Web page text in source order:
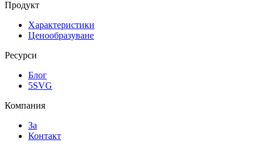
Продукт
Характеристики
Ценообразуване
Ресурси
Блог
5SVG
Компания
За
Контакт